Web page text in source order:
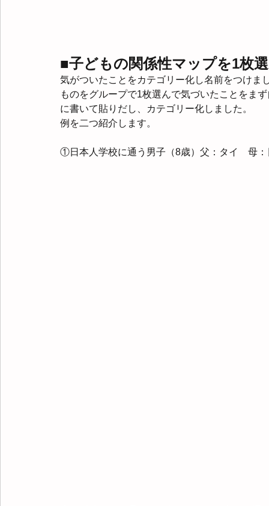
■子どもの関係性マップを1枚
気がついたことをカテゴリー化し名前をつけま
ものをグループで1枚選んで気づいたことをま
に書いて貼りだし、カテゴリー化しました。
例を二つ紹介します。
①日本人学校に通う男子（8歳）父：タイ　母：